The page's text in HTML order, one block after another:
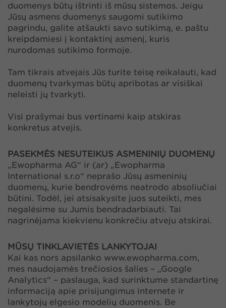
duomenys būtų ištrinti iš mūsų sistemos. Jeigu
Jūsų asmens duomenys saugomi sutikimo
pagrindu, galite atšaukti savo sutikimą, e. paštu
kreipdamiesi į kontaktinį asmenį, kuris
nurodomas sutikimo formoje.
Tam tikrais atvejais Jūs turite teisę reikalauti, kad
duomenų tvarkymas būtų apribotas ar visiškai
neleisti jų tvarkyti.
Visi prašymai bus vertinami kaip atskiras
konkretus atvejis.
PASEKMĖS NESUTEIKUS ASMENINIŲ DUOMENŲ
„Ewopharma AG“ ir (ar) „Ewopharma
International s.r.o“ neprašo Jūsų asmeninių
duomenų, kurie bendrovėms neatrodo absoliučiai
būtini. Todėl, jei atsisakysite juos suteikti, mes
negalėsime su Jumis bendradarbiauti. Tai
nagrinėjama kiekvienu konkrečiu atveju atskirai.
MŪSŲ TINKLAVIETĖS LANKYTOJAI
Kai kas nors apsilanko www.ewopharma.com,
mes naudojamės trečiosios šalies – „Google
Analytics“ – paslauga, kad surinktume standartinę
informaciją apie prisijungimus internete ir
lankytojų elgesio modelių duomenis. Be